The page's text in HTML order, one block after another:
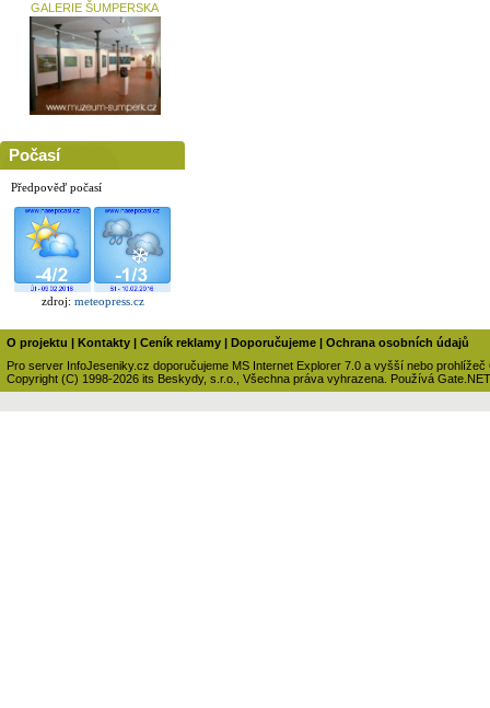
GALERIE ŠUMPERSKA
Počasí
Předpověď počasí
zdroj: meteopress.cz
O projektu Kontakty Ceník reklamy Doporučujeme
Ochrana osobních údajů
Pro server InfoJeseniky.cz doporučujeme MS Internet Explorer 7.0 a vyšší nebo prohlížeč
Copyright (C) 1998-2026 its Beskydy, s.r.o., Všechna práva vyhrazena. Používá